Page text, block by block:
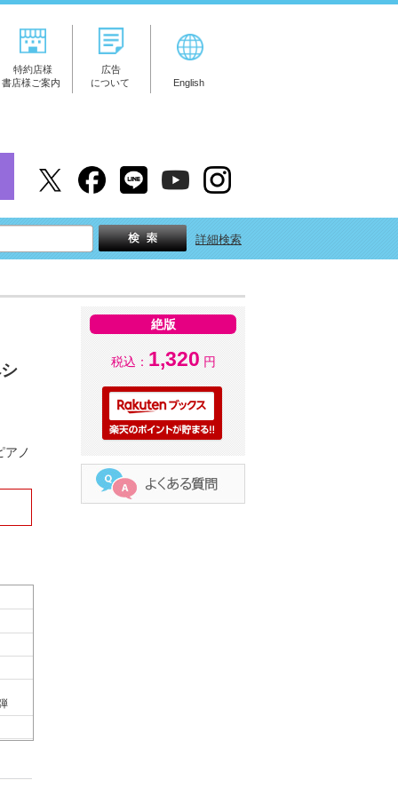
特約店様
書店様ご案内
広告
について
English
詳細検索
アノ
絶版
税込： 1,320 円